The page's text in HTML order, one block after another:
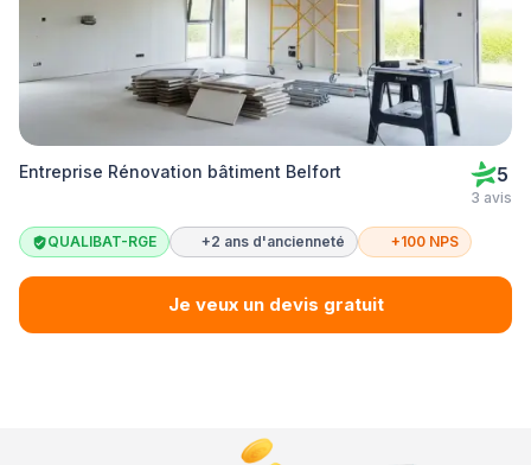
Entreprise Rénovation bâtiment Belfort 5
3 avis
QUALIBAT-RGE +2 ans d'ancienneté +100 NPS
Je veux un devis gratuit